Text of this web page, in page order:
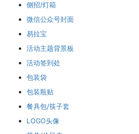
侧招/灯箱
微信公众号封面
易拉宝
活动主题背景板
活动签到处
包装袋
包装瓶贴
餐具包/筷子套
LOGO头像